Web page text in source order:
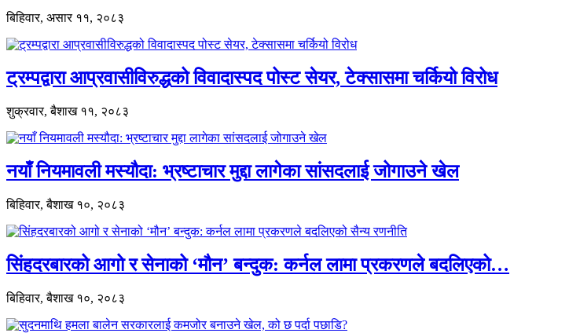
बिहिवार, असार ११, २०८३
ट्रम्पद्वारा आप्रवासीविरुद्धको विवादास्पद पोस्ट सेयर, टेक्सासमा चर्कियो विरोध
शुक्रवार, बैशाख ११, २०८३
नयाँ नियमावली मस्यौदा: भ्रष्टाचार मुद्दा लागेका सांसदलाई जोगाउने खेल
बिहिवार, बैशाख १०, २०८३
सिंहदरबारको आगो र सेनाको ‘मौन’ बन्दुक: कर्नल लामा प्रकरणले बदलिएको…
बिहिवार, बैशाख १०, २०८३